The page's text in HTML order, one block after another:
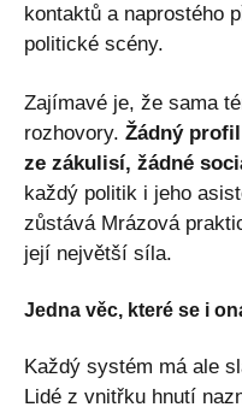
kontaktů a naprostého
politické scény.
Zajímavé je, že sama
rozhovory. Žádný
ze zákulisí, žádné
každý politik i jeho
zůstává Mrázová
její největší síla.
Jedna věc, které se i
Každý systém má ale
Lidé z vnitřku hnutí